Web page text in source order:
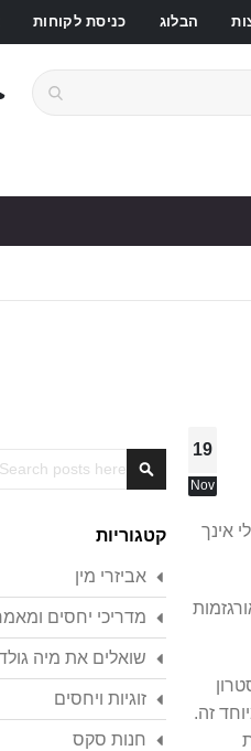
הבלוג כניסת לקוחות
19
Nov
אינך
זה.
Search
קטגוריות
אביזרי מין
מדריכי יחסים
שואלים את מיה
זוגיות ויחסים
חנות סקס